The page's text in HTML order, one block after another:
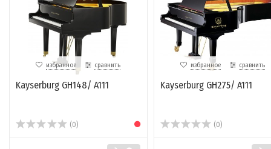
избранное сравнить
Kayserburg GH148/ A111
(0)
избранное сравнить
Kayserburg GH275/ A111
(0)